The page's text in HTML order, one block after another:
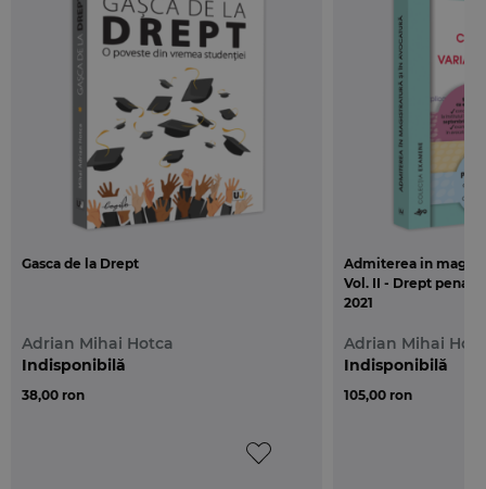
Gasca de la Drept
Adrian Mihai Hotca
38,00 ron
Indisponibilă
Admiterea in
Vol. II - Drept penal,
2021
Adrian Mihai
105,00 ron
Indisponibilă